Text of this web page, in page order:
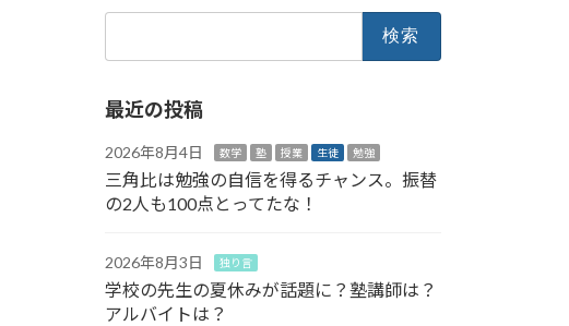
最近の投稿
2026年8月4日 数学 塾 授業 生徒 勉強
三角比は勉強の自信を得るチャンス。振替
の2人も100点とってたな！
2026年8月3日 独り言
学校の先生の夏休みが話題に？塾講師は？
アルバイトは？